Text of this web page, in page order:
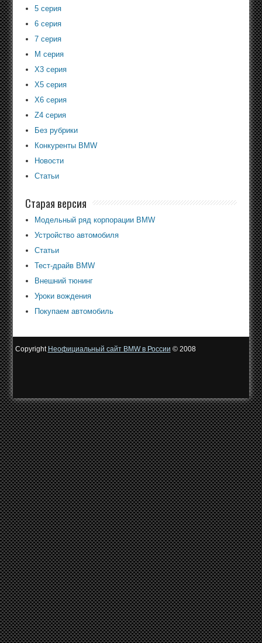
5 серия
6 серия
7 серия
M серия
X3 серия
X5 серия
X6 серия
Z4 серия
Без рубрики
Конкуренты BMW
Новости
Статьи
Старая версия
Модельный ряд корпорации BMW
Устройство автомобиля
Статьи
Тест-драйв BMW
Внешний тюнинг
Уроки вождения
Покупаем автомобиль
Copyright Неофициальный сайт BMW в России © 2008